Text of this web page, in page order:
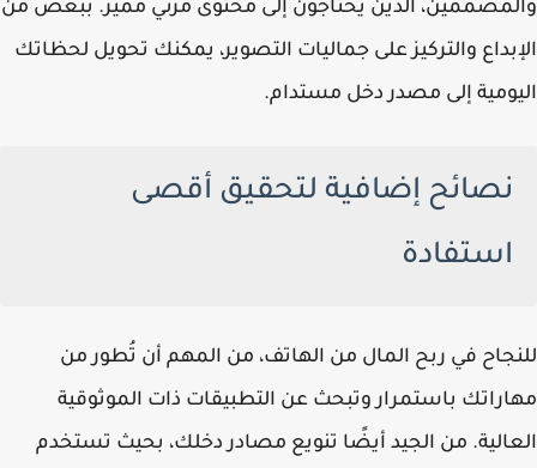
والمصممين، الذين يحتاجون إلى محتوى مرئي مميز. ببعض من
الإبداع والتركيز على جماليات التصوير، يمكنك تحويل لحظاتك
اليومية إلى مصدر دخل مستدام.
نصائح إضافية لتحقيق أقصى
استفادة
للنجاح في ربح المال من الهاتف، من المهم أن تُطور من
مهاراتك باستمرار وتبحث عن التطبيقات ذات الموثوقية
العالية. من الجيد أيضًا تنويع مصادر دخلك، بحيث تستخدم